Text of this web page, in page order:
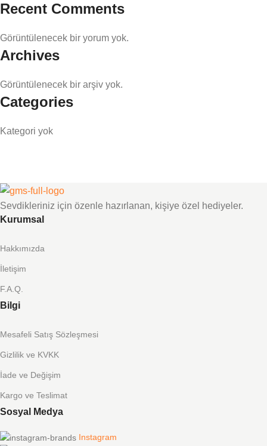
Recent Comments
Görüntülenecek bir yorum yok.
Archives
Görüntülenecek bir arşiv yok.
Categories
Kategori yok
Sevdikleriniz için özenle hazırlanan, kişiye özel hediyeler.
Kurumsal
Hakkımızda
İletişim
F.A.Q.
Bilgi
Mesafeli Satış Sözleşmesi
Gizlilik ve KVKK
İade ve Değişim
Kargo ve Teslimat
Sosyal Medya
Instagram